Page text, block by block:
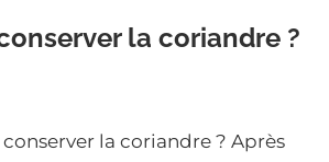
la coriandre ?
la coriandre ? Après